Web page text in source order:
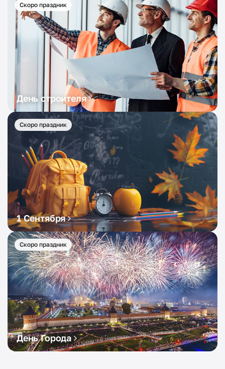
Скоро праздник
День строителя
Скоро праздник
1 Сентября
Скоро праздник
День Города